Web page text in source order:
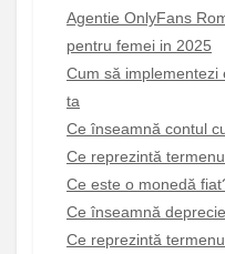
Agentie OnlyFans
pentru femei in 2025
Cum să implementezi
ta
Ce înseamnă contul
Ce reprezintă
Ce este o monedă
Ce înseamnă
Ce reprezintă